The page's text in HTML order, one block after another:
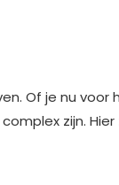
Of je nu voor
zijn. Hier